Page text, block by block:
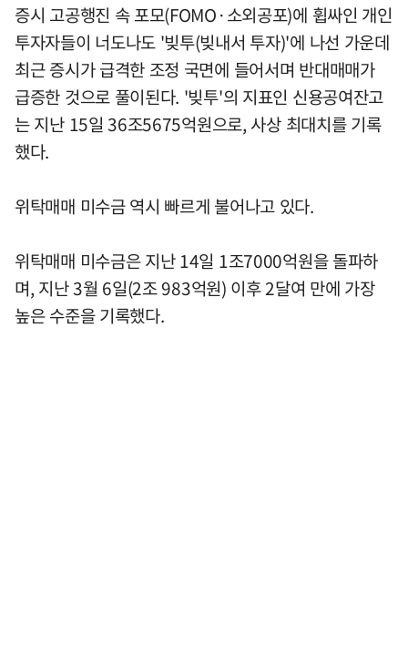
증시 고공행진 속 포모(FOMO·소외공포)에 휩싸인 개인
투자자들이 너도나도 '빚투(빚내서 투자)'에 나선 가운데
최근 증시가 급격한 조정 국면에 들어서며 반대매매가
급증한 것으로 풀이된다. '빚투'의 지표인 신용공여잔고
는 지난 15일 36조5675억원으로, 사상 최대치를 기록
했다.
위탁매매 미수금 역시 빠르게 불어나고 있다.
위탁매매 미수금은 지난 14일 1조7000억원을 돌파하
며, 지난 3월 6일(2조 983억원) 이후 2달여 만에 가장
높은 수준을 기록했다.